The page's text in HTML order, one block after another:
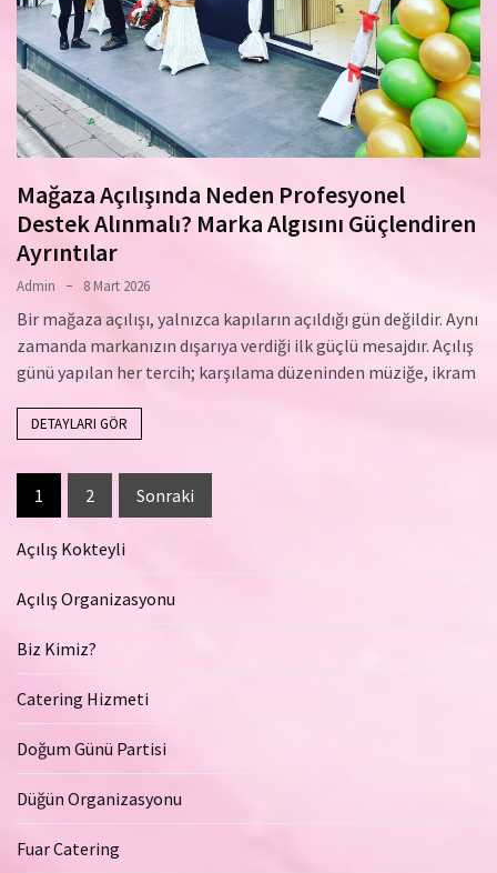
Mağaza Açılışında Neden Profesyonel
Destek Alınmalı? Marka Algısını Güçlendiren
Ayrıntılar
Admin 8 Mart 2026
Bir mağaza açılışı, yalnızca kapıların açıldığı gün değildir. Aynı
zamanda markanızın dışarıya verdiği ilk güçlü mesajdır. Açılış
günü yapılan her tercih; karşılama düzeninden müziğe, ikram
DETAYLARI GÖR
Yazı
sayfalaması
1 2 Sonraki
Açılış Kokteyli
Açılış Organizasyonu
Biz Kimiz?
Catering Hizmeti
Doğum Günü Partisi
Düğün Organizasyonu
Fuar Catering